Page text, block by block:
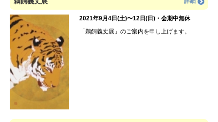
2021年9月4日(土)〜12日(日)・会期中無休
「鵜飼義丈展」のご案内を申し上げます。